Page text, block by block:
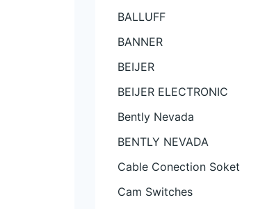
BALLUFF
BANNER
BEIJER
BEIJER ELECTRONIC
Bently Nevada
BENTLY NEVADA
Cable Conection Soket
Cam Switches